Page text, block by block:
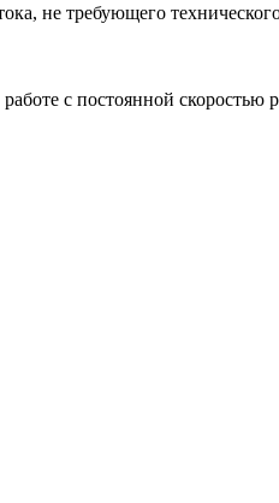
не требующего
с постоянной